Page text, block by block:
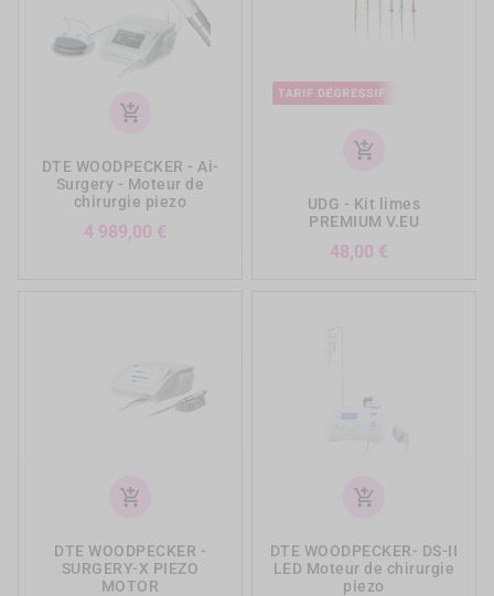
add_shopping_cart
DTE WOODPECKER - Ai-
Surgery - Moteur de
chirurgie piezo
4 989,00 €
add_shopping_cart
UDG - Kit limes
PREMIUM V.EU
48,00 €
add_shopping_cart
DTE WOODPECKER -
SURGERY-X PIEZO
MOTOR
add_shopping_cart
DTE WOODPECKER- DS-II
LED Moteur de chirurgie
piezo